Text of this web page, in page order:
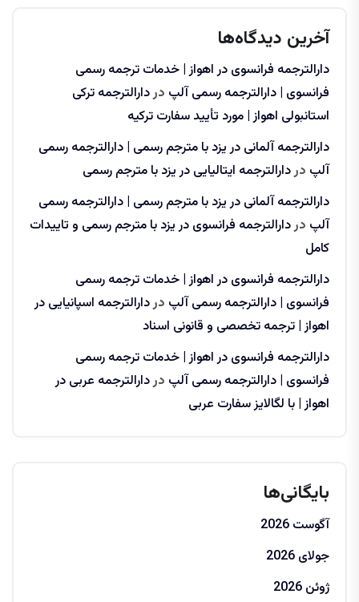
آخرین دیدگاه‌ها
دارالترجمه فرانسوی در اهواز | خدمات ترجمه رسمی
فرانسوی | دارالترجمه رسمی آلپ دردارالترجمه ترکی
استانبولی اهواز | مورد تأیید سفارت ترکیه
دارالترجمه آلمانی در یزد با مترجم رسمی | دارالترجمه رسمی
آلپ دردارالترجمه ایتالیایی در یزد با مترجم رسمی
دارالترجمه آلمانی در یزد با مترجم رسمی | دارالترجمه رسمی
آلپ دردارالترجمه فرانسوی در یزد با مترجم رسمی و تاییدات
کامل
دارالترجمه فرانسوی در اهواز | خدمات ترجمه رسمی
فرانسوی | دارالترجمه رسمی آلپ دردارالترجمه اسپانیایی در
اهواز | ترجمه تخصصی و قانونی اسناد
دارالترجمه فرانسوی در اهواز | خدمات ترجمه رسمی
فرانسوی | دارالترجمه رسمی آلپ دردارالترجمه عربی در
اهواز | با لگالایز سفارت عربی
بایگانی‌ها
آگوست 2026
جولای 2026
ژوئن 2026